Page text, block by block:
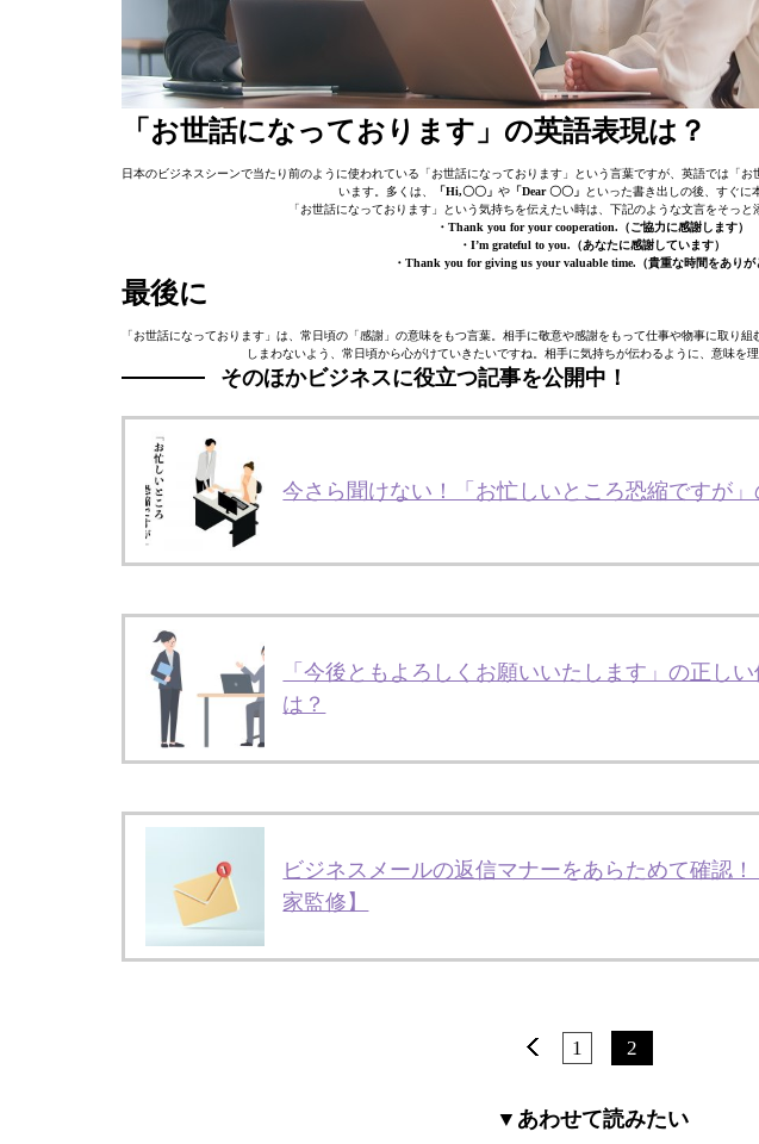
「お世話になっております」の英語表現は？
日本のビジネスシーンで当たり前のように使われている「お世話になっております」という言葉ですが、英語では「
います。多くは、
「Hi,〇〇」 や「Dear 〇〇」
といった書き出しの後、すぐに
「お世話になっております」という気持ちを伝えたい時は、下記のような文言をそっと
・Thank you for your cooperation.（ご協力に感謝します）
・I’m grateful to you.（あなたに感謝しています）
・Thank you for giving us your valuable time.（貴重な時間をありが
最後に
「お世話になっております」は、常日頃の「感謝」の意味をもつ言葉。相手に敬意や感謝をもって仕事や物事に取り
しまわないよう、常日頃から心がけていきたいですね。相手に気持ちが伝わるように、意味を
そのほかビジネスに役立つ記事を公開中！
今さら聞けない！「お忙しいところ恐縮ですが
「今後ともよろしくお願いいたします」の正し
は？
ビジネスメールの返信マナーをあらためて確認
家監修】
1 2
▼あわせて読みたい